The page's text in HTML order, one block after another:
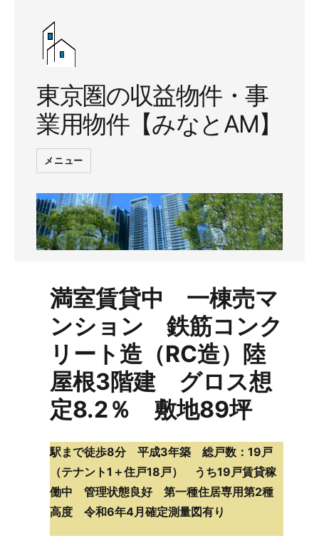
東京圏の収益物件・事
業用物件【みなとAM】
メニュー
満室賃貸中 一棟売マ
ンション 鉄筋コンク
リート造（RC造）陸
屋根3階建 グロス想
定8.2％ 敷地89坪
駅まで徒歩8分 平成3年築 総戸数：19戸
（テナント1＋住戸18戸） うち19戸賃貸稼
働中 管理状態良好 第一種住居専用第2種
高度 令和6年4月確定測量図有り